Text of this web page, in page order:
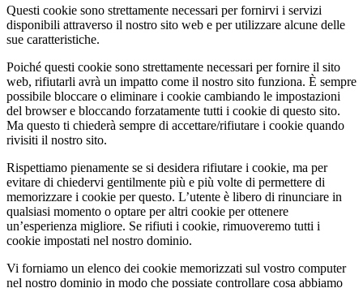
Questi cookie sono strettamente necessari per fornirvi i servizi
disponibili attraverso il nostro sito web e per utilizzare alcune delle
sue caratteristiche.
Poiché questi cookie sono strettamente necessari per fornire il sito
web, rifiutarli avrà un impatto come il nostro sito funziona. È sempre
possibile bloccare o eliminare i cookie cambiando le impostazioni
del browser e bloccando forzatamente tutti i cookie di questo sito.
Ma questo ti chiederà sempre di accettare/rifiutare i cookie quando
rivisiti il nostro sito.
Rispettiamo pienamente se si desidera rifiutare i cookie, ma per
evitare di chiedervi gentilmente più e più volte di permettere di
memorizzare i cookie per questo. L’utente è libero di rinunciare in
qualsiasi momento o optare per altri cookie per ottenere
un’esperienza migliore. Se rifiuti i cookie, rimuoveremo tutti i
cookie impostati nel nostro dominio.
Vi forniamo un elenco dei cookie memorizzati sul vostro computer
nel nostro dominio in modo che possiate controllare cosa abbiamo